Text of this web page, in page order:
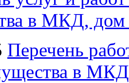
в МКД, дом
Перечень
в